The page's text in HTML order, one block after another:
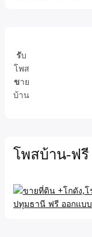
รับ
โพส
ขาย
บ้าน
โพสบ้าน-ฟรี